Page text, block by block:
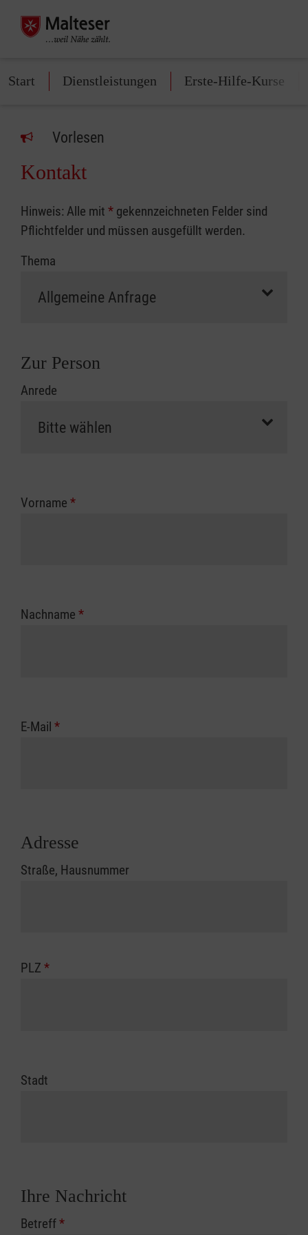
Start Dienstleistungen Erste-Hilfe-Kurse
Vorlesen
Kontakt
Hinweis: Alle mit * gekennzeichneten Felder sind
Pflichtfelder und müssen ausgefüllt werden.
Thema
Zur Person
Anrede
Vorname *
Nachname *
E-Mail *
Adresse
Straße, Hausnummer
PLZ *
Stadt
Ihre Nachricht
Betreff*